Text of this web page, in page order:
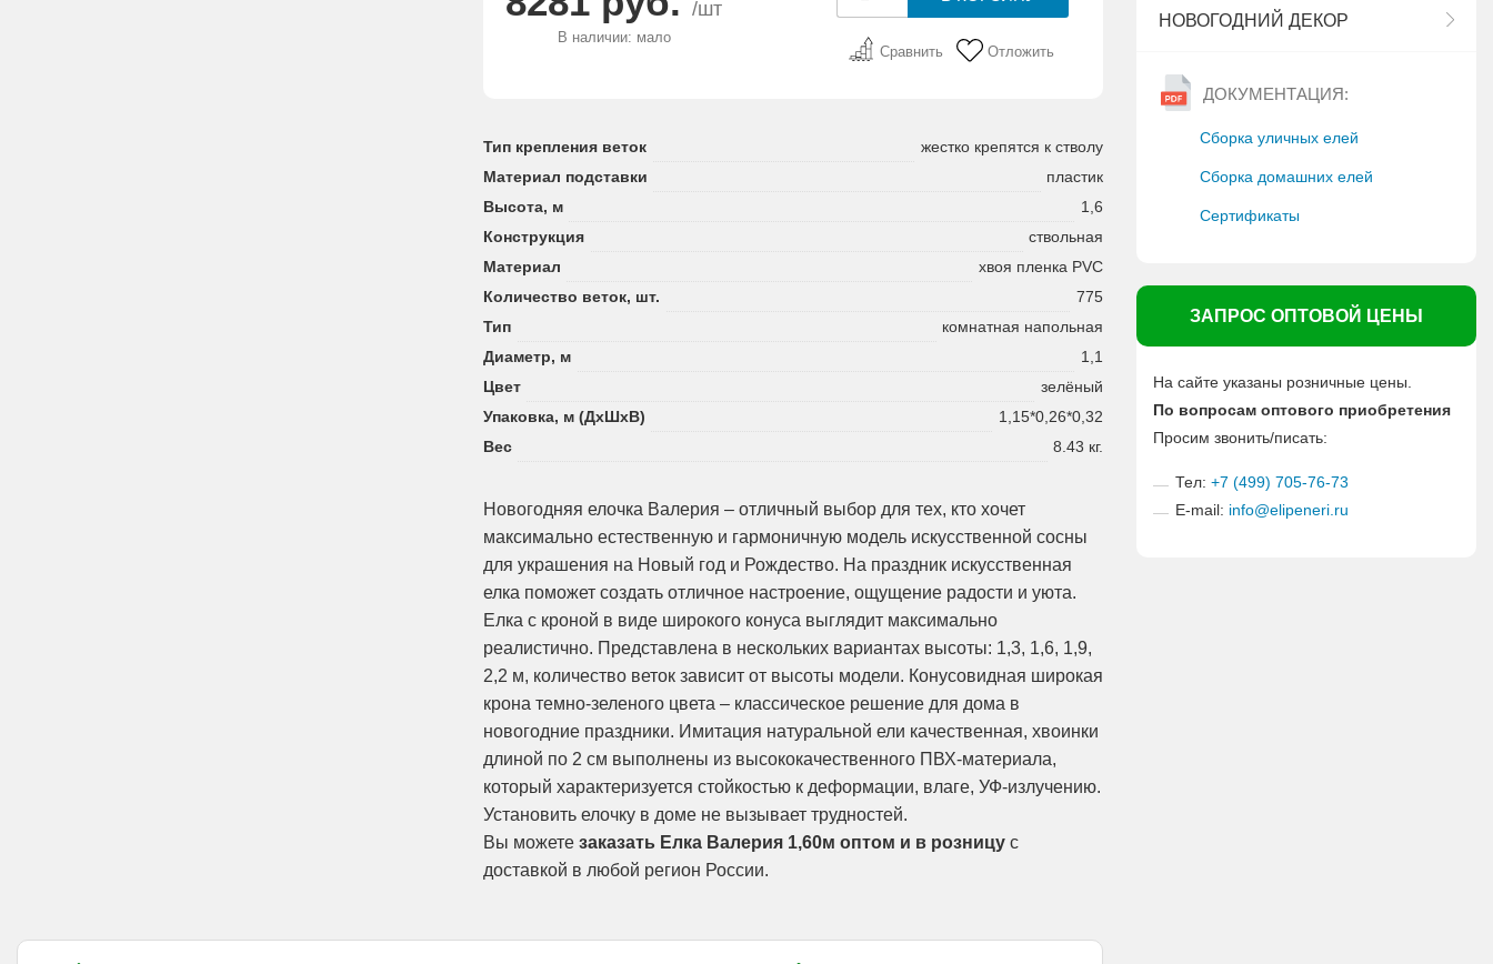
/шт
В наличии: мало
Сравнить
Отложить
Тип крепления веток
жестко крепятся к стволу
Материал подставки
пластик
Высота, м
1,6
Конструкция
ствольная
Материал
хвоя пленка PVC
Количество веток, шт.
775
Тип
комнатная напольная
Диаметр, м
1,1
Цвет
зелёный
Упаковка, м (ДхШхВ)
1,15*0,26*0,32
Вес
8.43 кг.
Новогодняя елочка Валерия – отличный выбор для тех, кто хочет
максимально естественную и гармоничную модель искусственной сосны
для украшения на Новый год и Рождество. На праздник искусственная
елка поможет создать отличное настроение, ощущение радости и уюта.
Елка с кроной в виде широкого конуса выглядит максимально
реалистично. Представлена в нескольких вариантах высоты: 1,3, 1,6, 1,9,
2,2 м, количество веток зависит от высоты модели. Конусовидная широкая
крона темно-зеленого цвета – классическое решение для дома в
новогодние праздники. Имитация натуральной ели качественная, хвоинки
длиной по 2 см выполнены из высококачественного ПВХ-материала,
который характеризуется стойкостью к деформации, влаге, УФ-излучению.
Установить елочку в доме не вызывает трудностей.
Вы можете заказать Елка Валерия 1,60м оптом и в розницу с
доставкой в любой регион России.
НОВОГОДНИЙ ДЕКОР
ДОКУМЕНТАЦИЯ:
Сборка уличных елей
Сборка домашних елей
Сертификаты
ЗАПРОС ОПТОВОЙ ЦЕНЫ
На сайте указаны розничные цены.
По вопросам оптового приобретения
Просим звонить/писать:
Тел: +7 (499) 705-76-73
E-mail: info@elipeneri.ru